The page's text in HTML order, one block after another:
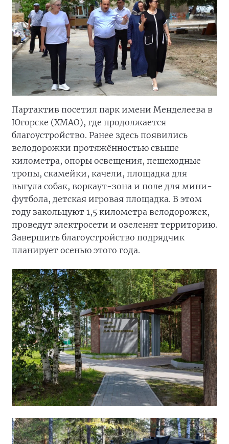
Партактив посетил парк имени Менделеева в
Югорске (ХМАО), где продолжается
благоустройство. Ранее здесь появились
велодорожки протяжённостью свыше
километра, опоры освещения, пешеходные
тропы, скамейки, качели, площадка для
выгула собак, воркаут-зона и поле для мини-
футбола, детская игровая площадка. В этом
году закольцуют 1,5 километра велодорожек,
проведут электросети и озеленят территорию.
Завершить благоустройство подрядчик
планирует осенью этого года.